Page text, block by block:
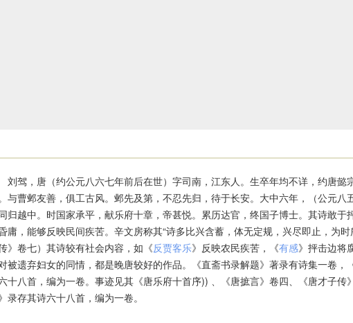
刘驾，唐（约公元八六七年前后在世）字司南，江东人。生卒年均不详，约唐懿
与曹邺友善，俱工古风。邺先及第，不忍先归，待于长安。大中六年，（公元八
归越中。时国家承平，献乐府十章，帝甚悦。累历达官，终国子博士。其诗敢于
庸，能够反映民间疾苦。辛文房称其“诗多比兴含蓄，体无定规，兴尽即止，为时
》卷七）其诗较有社会内容，如《反贾客乐》反映农民疾苦，《有感》抨击边将
被遗弃妇女的同情，都是晚唐较好的作品。《直斋书录解题》著录有诗集一卷，
十八首，编为一卷。事迹见其《唐乐府十首序)) 、《唐摭言》卷四、《唐才子传
录存其诗六十八首，编为一卷。